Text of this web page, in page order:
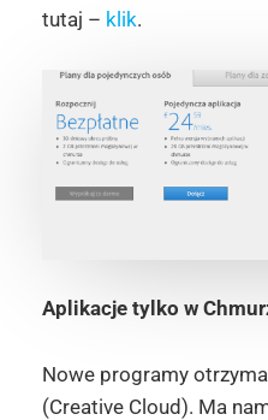
tutaj – klik.
Aplikacje tylko w
Nowe programy
(Creative Cloud). Ma